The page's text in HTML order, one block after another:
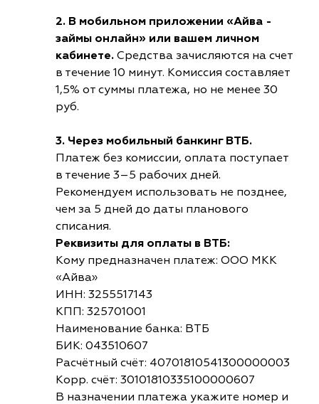
2. В мобильном приложении «Айва -
займы онлайн» или вашем личном
кабинете. Средства зачисляются на счет
в течение 10 минут. Комиссия составляет
1,5% от суммы платежа, но не менее 30
руб.
3. Через мобильный банкинг ВТБ.
Платеж без комиссии, оплата поступает
в течение 3–5 рабочих дней.
Рекомендуем использовать не позднее,
чем за 5 дней до даты планового
списания.
Реквизиты для оплаты в ВТБ:
Кому предназначен платеж: ООО МКК
«Айва»
ИНН: 3255517143
КПП: 325701001
Наименование банка: ВТБ
БИК: 043510607
Расчётный счёт: 40701810541300000003
Корр. счёт: 30101810335100000607
В назначении платежа укажите номер и